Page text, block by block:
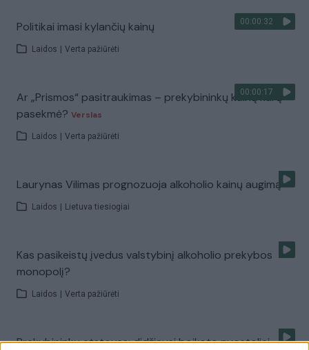
00:00:32
Politikai imasi kylančių kainų
Laidos Verta pažiūrėti
00:00:17
Ar „Prismos“ pasitraukimas – prekybininkų kainų karų
pasekmė? Verslas
Laidos Verta pažiūrėti
Laurynas Vilimas prognozuoja alkoholio kainų augimą
Laidos Lietuva tiesiogiai
Kas pasikeistų įvedus valstybinį alkoholio prekybos
monopolį?
Laidos Verta pažiūrėti
Prekybininkų atstovas: didžiausi boikoto nuostoliai –